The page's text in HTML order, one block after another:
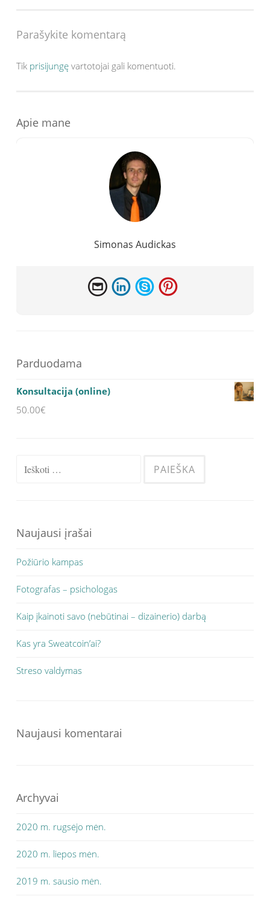
Parašykite komentarą
Tik prisijungę vartotojai gali komentuoti.
Apie mane
Simonas Audickas
Parduodama
Konsultacija (online)
50.00€
Ieškoti:
Naujausi įrašai
Požiūrio kampas
Fotografas – psichologas
Kaip įkainoti savo (nebūtinai – dizainerio) darbą
Kas yra Sweatcoin’ai?
Streso valdymas
Naujausi komentarai
Archyvai
2020 m. rugsėjo mėn.
2020 m. liepos mėn.
2019 m. sausio mėn.